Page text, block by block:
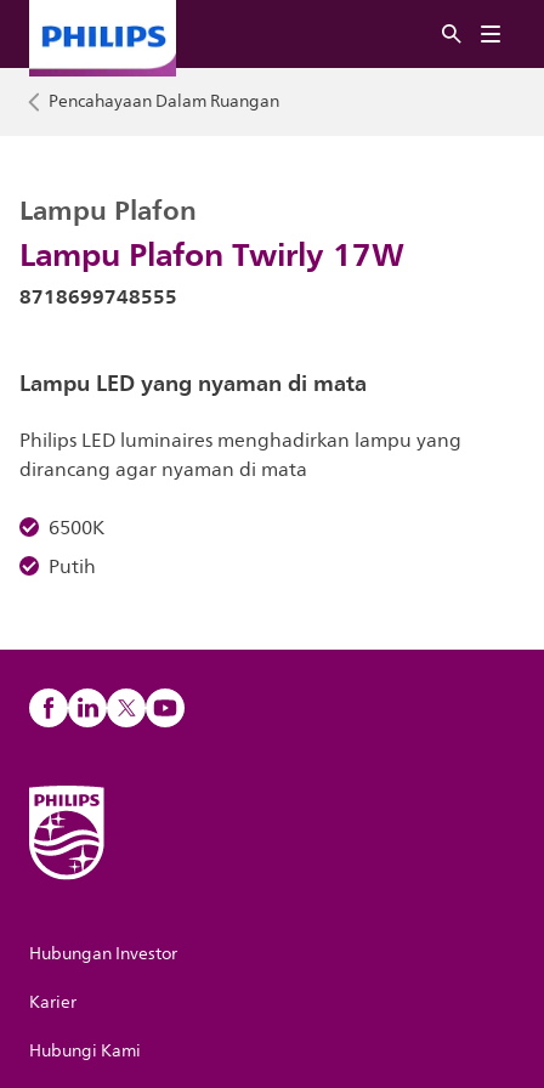
Pencahayaan Dalam Ruangan
Lampu Plafon Twirly 17W
Lampu Plafon
8718699748555
Lampu LED yang nyaman di mata
Philips LED luminaires menghadirkan lampu yang
dirancang agar nyaman di mata
6500K
Putih
Hubungan Investor
Karier
Hubungi Kami